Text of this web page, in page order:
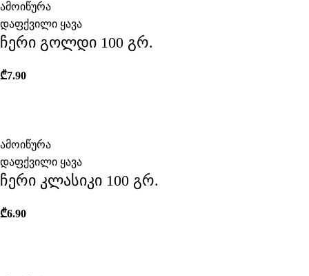
ამოიწურა
დაფქვილი ყავა
ჩერი გოლდი 100 გრ.
₾7.90
ამოიწურა
დაფქვილი ყავა
ჩერი კლასიკი 100 გრ.
₾6.90